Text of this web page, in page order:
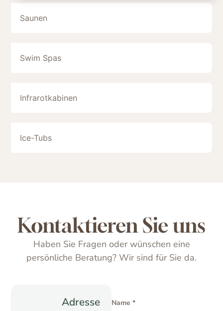
Saunen
Swim Spas
Infrarotkabinen
Ice-Tubs
Kontaktieren Sie uns
Haben Sie Fragen oder wünschen eine
persönliche Beratung? Wir sind für Sie da.
Adresse Name *